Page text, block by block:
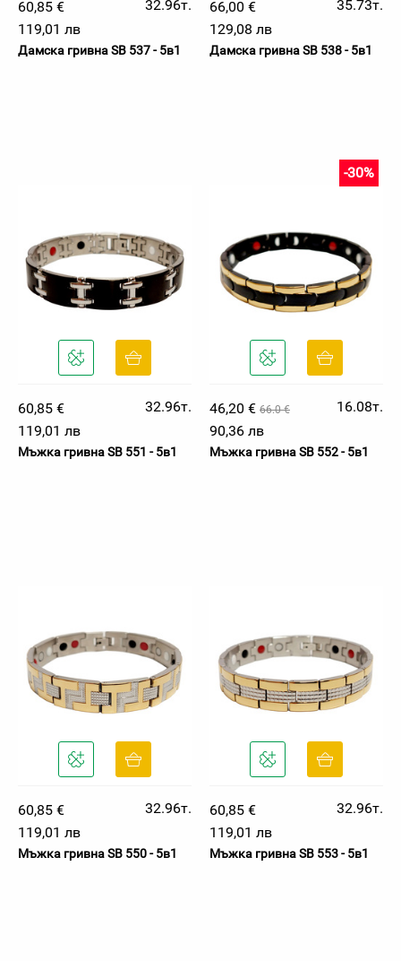
60,85 €
32.96т.
119,01 лв
Дамска гривна SB 537 - 5в1
66,00 €
35.73т.
129,08 лв
Дамска гривна SB 538 - 5в1
60,85 €
32.96т.
119,01 лв
Мъжка гривна SB 551 - 5в1
46,20 € 66.0 €
-30%
16.08т.
90,36 лв
Мъжка гривна SB 552 - 5в1
60,85 €
32.96т.
119,01 лв
Мъжка гривна SB 550 - 5в1
60,85 €
32.96т.
119,01 лв
Мъжка гривна SB 553 - 5в1